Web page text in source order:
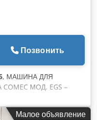
Позвонить
, МАШИНА ДЛЯ
МОД. EGS –
- Серийный номер
Alfor
Малое объявление